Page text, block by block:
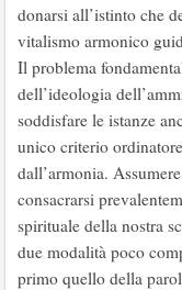
donarsi all’istinto che
vitalismo armonico
Il problema
dell’ideologia
soddisfare le istanze
unico criterio
dall’armonia.
consacrarsi
spirituale della nostra
due modalità poco
primo quello della